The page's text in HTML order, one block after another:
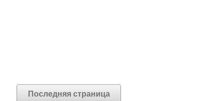
Последняя страница